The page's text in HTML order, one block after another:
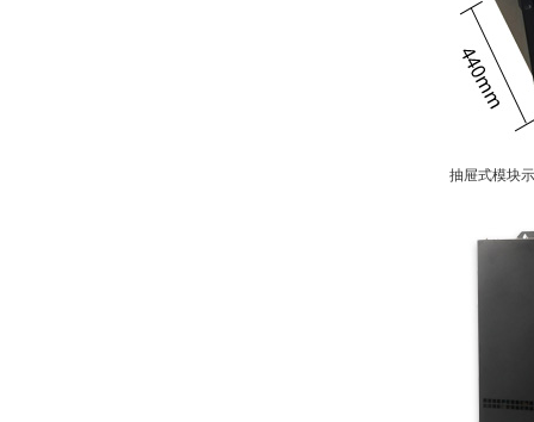
抽屉式模块